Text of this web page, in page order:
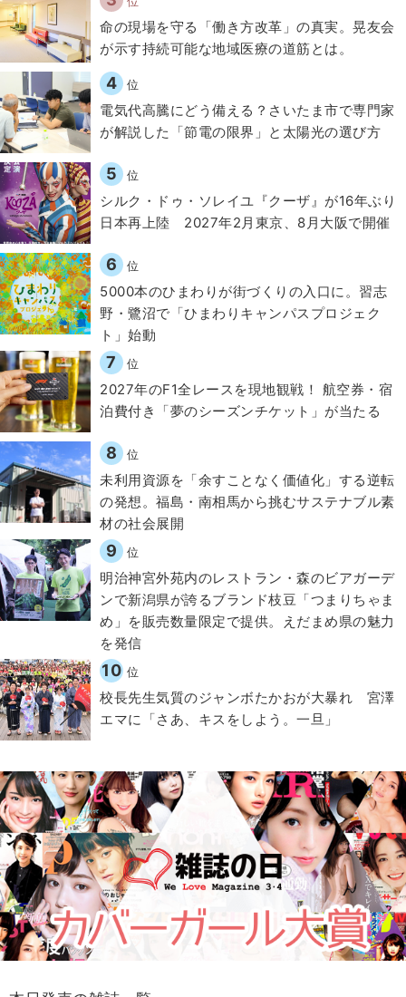
​命の現場を守る「働き方改革」の真実。晃友会
が示す持続可能な地域医療の道筋とは。
4 位
電気代高騰にどう備える？さいたま市で専門家
が解説した「節電の限界」と太陽光の選び方
5 位
シルク・ドゥ・ソレイユ『クーザ』が16年ぶり
日本再上陸 2027年2月東京、8月大阪で開催
6 位
5000本のひまわりが街づくりの入口に。習志
野・鷺沼で「ひまわりキャンパスプロジェク
ト」始動
7 位
2027年のF1全レースを現地観戦！ 航空券・宿
泊費付き「夢のシーズンチケット」が当たる
8 位
​​未利用資源を「余すことなく価値化」する逆転
の発想。福島・南相馬から挑むサステナブル素
材の社会展開​
9 位
明治神宮外苑内のレストラン・森のビアガーデ
ンで新潟県が誇るブランド枝豆「つまりちゃま
め」を販売数量限定で提供。えだまめ県の魅力
を発信
10 位
校長先生気質のジャンボたかおが大暴れ 宮澤
エマに「さあ、キスをしよう。一旦」